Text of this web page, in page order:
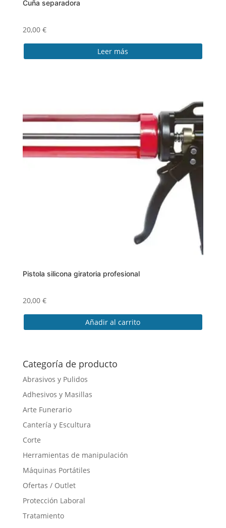
Cuña separadora
20,00 €
Leer más
Pistola silicona giratoria profesional
20,00 €
Añadir al carrito
Categoría de producto
Abrasivos y Pulidos
Adhesivos y Masillas
Arte Funerario
Cantería y Escultura
Corte
Herramientas de manipulación
Máquinas Portátiles
Ofertas / Outlet
Protección Laboral
Tratamiento